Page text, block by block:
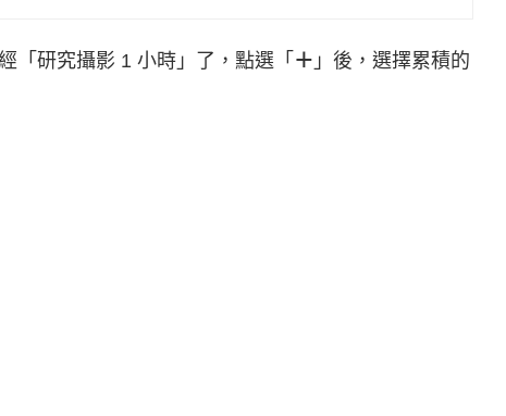
「研究攝影 1 小時」了，點選「 ＋ 」後，選擇累積的